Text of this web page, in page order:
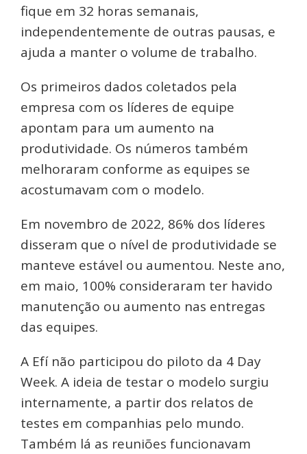
fique em 32 horas semanais,
independentemente de outras pausas, e
ajuda a manter o volume de trabalho.
Os primeiros dados coletados pela
empresa com os líderes de equipe
apontam para um aumento na
produtividade. Os números também
melhoraram conforme as equipes se
acostumavam com o modelo.
Em novembro de 2022, 86% dos líderes
disseram que o nível de produtividade se
manteve estável ou aumentou. Neste ano,
em maio, 100% consideraram ter havido
manutenção ou aumento nas entregas
das equipes.
A Efí não participou do piloto da 4 Day
Week. A ideia de testar o modelo surgiu
internamente, a partir dos relatos de
testes em companhias pelo mundo.
Também lá as reuniões funcionavam